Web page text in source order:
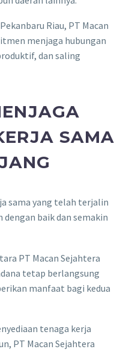
Riau, PT Macan
menjaga hubungan
dan saling
SAMA
sama yang telah terjalin
baik dan semakin
PT Macan Sejahtera
tetap berlangsung
manfaat bagi kedua
tenaga kerja
PT Macan Sejahtera